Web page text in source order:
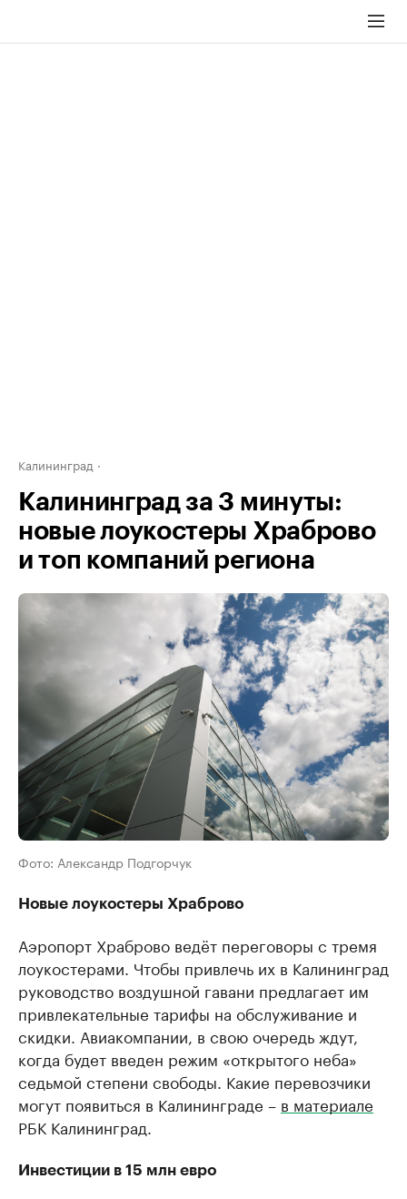
Калининград
Калининград за 3 минуты:
новые лоукостеры Храброво
и топ компаний региона
Фото: Александр Подгорчук
Новые лоукостеры Храброво
Аэропорт Храброво ведёт переговоры с тремя
лоукостерами. Чтобы привлечь их в Калининград
руководство воздушной гавани предлагает им
привлекательные тарифы на обслуживание и
скидки. Авиакомпании, в свою очередь ждут,
когда будет введен режим «открытого неба»
седьмой степени свободы. Какие перевозчики
могут появиться в Калининграде – в материале
РБК Калининград.
Инвестиции в 15 млн евро